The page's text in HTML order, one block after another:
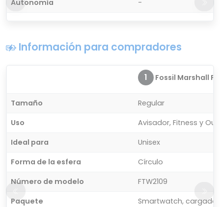
Autonomía -
Información para compradores
1 Fossil Marshall
Tamaño
Regular
Uso
Avisador, Fitness y
Ideal para
Unisex
Forma de la esfera
Círculo
Número de modelo
FTW2109
Paquete
Smartwatch,